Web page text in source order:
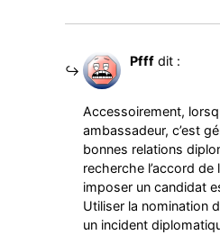
Pfff dit :
Accessoirement,
ambassadeur, c’est
bonnes relations
recherche l’accord de
imposer un candidat
Utiliser la nomination
un incident